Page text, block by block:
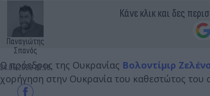
Παναγιώτης
Σπανός
24.05.2026 21:18
Κάνε κλικ και δες
Ο πρόεδρος της Ουκρανίας Βολοντίμιρ
χορήγηση στην Ουκρανία του καθεστώτος του